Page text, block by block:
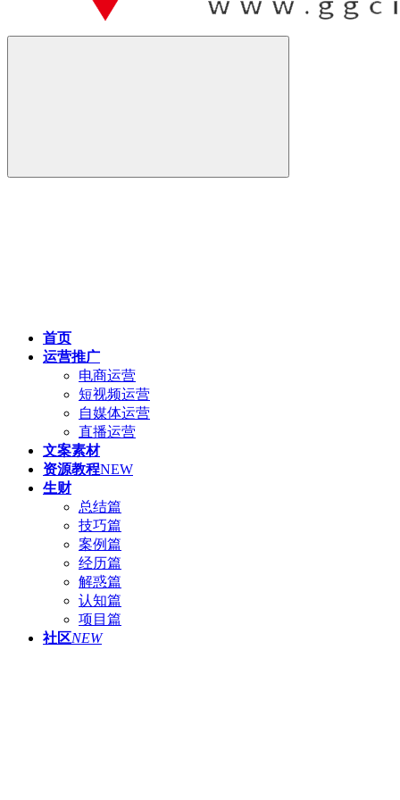
首页
运营推广
电商运营
短视频运营
自媒体运营
直播运营
文案素材
资源教程NEW
生财
总结篇
技巧篇
案例篇
经历篇
解惑篇
认知篇
项目篇
社区NEW